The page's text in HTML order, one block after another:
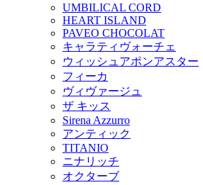
UMBILICAL CORD
HEART ISLAND
PAVEO CHOCOLAT
キャラティヴォーチェ
ウィッシュアポンアスター
フィーカ
ヴィヴァージュ
ザ キッス
Sirena Azzurro
アンティック
TITANIO
ニナリッチ
オクターブ